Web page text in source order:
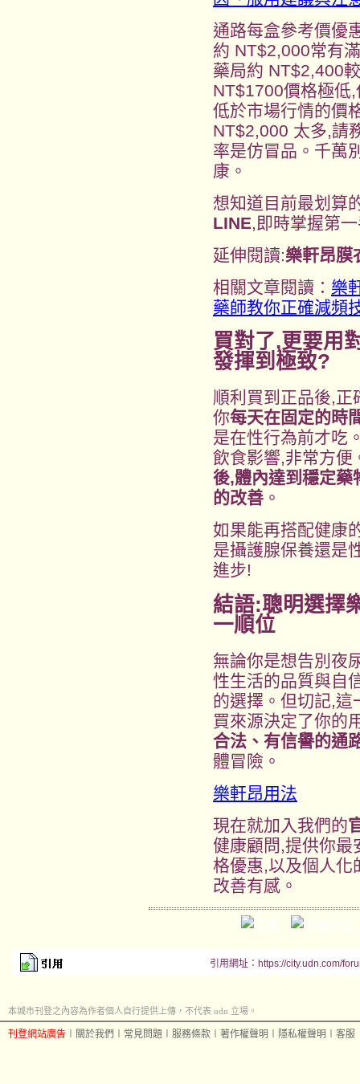
通路每盒參考價優
約 NT$2,000常有
藥局約 NT$2,400
NT$1700價格極低
低於市場行情的價
NT$2,000 太多,請
率是仿冒品。千萬
康。
想知道目前最划算
LINE,即時掌握第
延伸閱讀:樂軒昂膜
相關文章閱讀： 樂
藥師教你正確減頻
買對了,更要用
發揮到極致?
順利買到正品後,正
你每天在固定的時
是在性行為前才吃
飲食影響,非常方便
後,體內達到穩定藥
的改善 。
如果能再搭配健康
是攝護腺保養還是
進步!
結語:聰明選擇
一順位
無論你是想告別夜
性生活的品質與自
的選擇。但切記,這
買來源決定了你的
合法、有信譽的通
體冒險。
樂軒昂用法
現在就加入我們的
健康顧問,提供你最
格優惠,以及個人化
改善有感。
引用網址：https://city.udn.com/
本城市刊登之內容為作者個人自行提供上傳，不代表 udn 立場。
刊登網站廣告 關於我們 常見問題 服務條款 著作權聲明 隱私權聲明 客服